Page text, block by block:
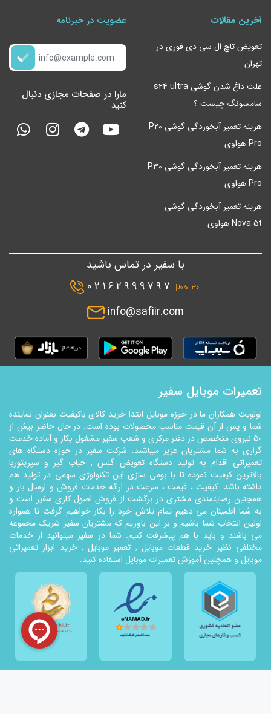
آخرین مقالات
تعویض تاچ ال سی دی فوری در
تهران
علت داغ شدن گوشی s24 ultra
سامسونگ چیست ؟
هزینه تعمیر آبخوردگی گوشی P20
Pro هواوی
هزینه تعمیر آبخوردگی گوشی P30
Pro هواوی
هزینه تعمیر آبخوردگی گوشی
Nova 5t هواوی
عضویت در خبرنامه
مارا در صفحات مجازی دنبال
کنید
با سفیر در تماس باشید
|۳۰ خط|
02162999797
info@safiir.com
تعمیرات موبایل سفیر
اولویت همکاران ما در حوزه موبایل ابتدا خرید کالای باکیفیت بعنوان نماینده
شما و پس از آن قیمت مناسب محصولات بوده است. در حال حاضر بیش از
50 نیروی متخصص در دفتر مرکزی و شعب سفیر مشغول بکار و آماده خدمت
گزاری به شما مشتریان عزیز میباشند. شرکت سفیر در حوزه دستگاه های
تعمیراتی اقدام به تولید دستگاه تعویض گلس , حباب گیر و سپریتوربا
بالاترین کیفیت نموده تا با بومی سازی این تکنولوژي سهمی در تولید هم
داشته باشد. کیفیت ، قیمت ، سرعت در ارائه خدمات فروش و ارسال بار و
همچنین رضایتمندی مشتری در برگشت از فروش اصول کاری سفیر است و
به شما اطمینان می دهیم تمام تلاش خود را بکار خواهیم گرفت تا همواره
اولین انتخاب شما باشیم و بر این باوریم که مشتریان سفیر شریک مجموعه
می باشند و باید با هم پیشرفت کنیم. شما در سفیر میتوانید از خدمات
مختلفی نظیر خرید قطعات موبایل , تعمیر موبایل , خرید ابزار تعمیراتی
موبایل و همچنین آموزش تعمیرات موبایل استفاده کنید.